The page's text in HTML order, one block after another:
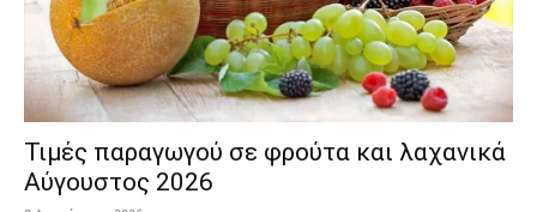
Τιμές παραγωγού σε φρούτα και λαχανικά
Αύγουστος 2026